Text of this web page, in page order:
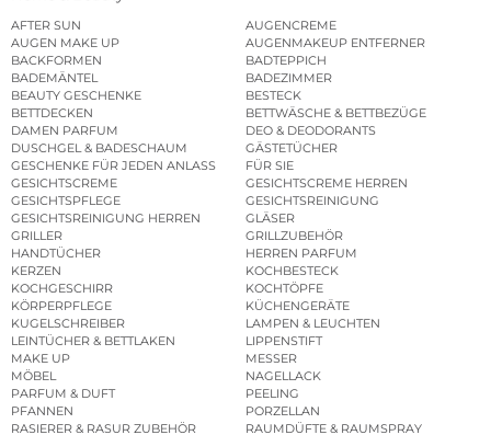
AFTER SUN
AUGENCREME
AUGEN MAKE UP
AUGENMAKEUP ENTFERNER
BACKFORMEN
BADTEPPICH
BADEMÄNTEL
BADEZIMMER
BEAUTY GESCHENKE
BESTECK
BETTDECKEN
BETTWÄSCHE & BETTBEZÜGE
DAMEN PARFUM
DEO & DEODORANTS
DUSCHGEL & BADESCHAUM
GÄSTETÜCHER
GESCHENKE FÜR JEDEN ANLASS
FÜR SIE
GESICHTSCREME
GESICHTSCREME HERREN
GESICHTSPFLEGE
GESICHTSREINIGUNG
GESICHTSREINIGUNG HERREN
GLÄSER
GRILLER
GRILLZUBEHÖR
HANDTÜCHER
HERREN PARFUM
KERZEN
KOCHBESTECK
KOCHGESCHIRR
KOCHTÖPFE
KÖRPERPFLEGE
KÜCHENGERÄTE
KUGELSCHREIBER
LAMPEN & LEUCHTEN
LEINTÜCHER & BETTLAKEN
LIPPENSTIFT
MAKE UP
MESSER
MÖBEL
NAGELLACK
PARFUM & DUFT
PEELING
PFANNEN
PORZELLAN
RASIERER & RASUR ZUBEHÖR
RAUMDÜFTE & RAUMSPRAY